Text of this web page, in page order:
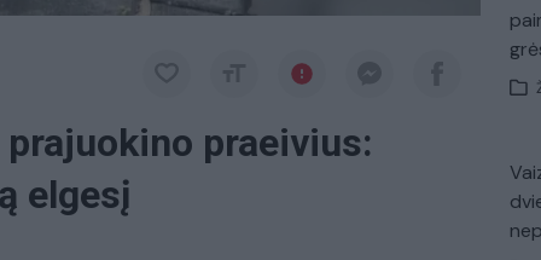
praeivius:
elgesį